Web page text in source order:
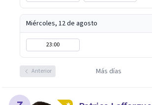
Miércoles, 12 de agosto
23:00
Anterior Más días